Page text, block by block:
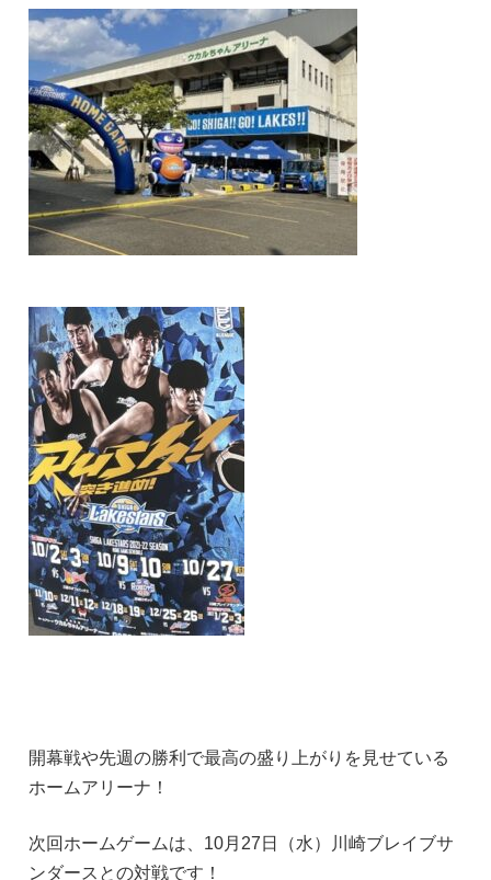
開幕戦や先週の勝利で最高の盛り上がりを見せている
ホームアリーナ！
次回ホームゲームは、10月27日（水）川崎ブレイブサ
ンダースとの対戦です！